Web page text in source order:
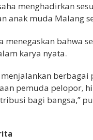
menghadirkan
anak muda Malang
menegaskan bahwa
karya nyata.
menjalankan
pemuda pelopor,
bagi bangsa,”